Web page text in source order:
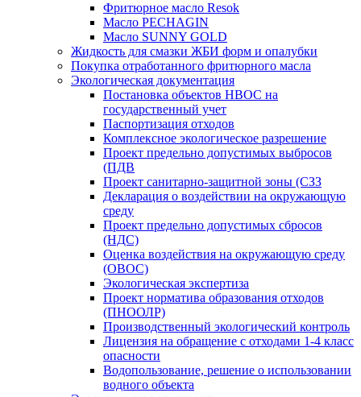
Фритюрное масло Resok
Масло PECHAGIN
Масло SUNNY GOLD
Жидкость для смазки ЖБИ форм и опалубки
Покупка отработанного фритюрного масла
Экологическая документация
Постановка объектов НВОС на
государственный учет
Паспортизация отходов
Комплексное экологическое разрешение
Проект предельно допустимых выбросов
(ПДВ
Проект санитарно-защитной зоны (СЗЗ
Декларация о воздействии на окружающую
среду
Проект предельно допустимых сбросов
(НДС)
Оценка воздействия на окружающую среду
(ОВОС)
Экологическая экспертиза
Проект норматива образования отходов
(ПНООЛР)
Производственный экологический контроль
Лицензия на обращение с отходами 1-4 класс
опасности
Водопользование, решение о использовании
водного объекта